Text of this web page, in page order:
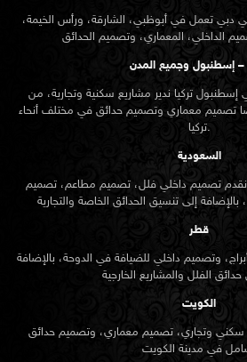
دبي تعمل في أبوظبي، الشارقة، ورأس الخيمة،
– إسطنبول وجميع المدن
تركيا ندير مشاريع سكنية وتجارية، من
تصميم معماري وتصميم حدائق في مختلف أنحاء
تركيا.
السعودية
نقدم تصميم داخلي فلل، تصميم مطاعم، تصميم
قطر
وتصميم داخلي للضيافة في الدوحة، بالإضافة
الكويت
وتجاري، تصميم معماري، وتصميم حدائق